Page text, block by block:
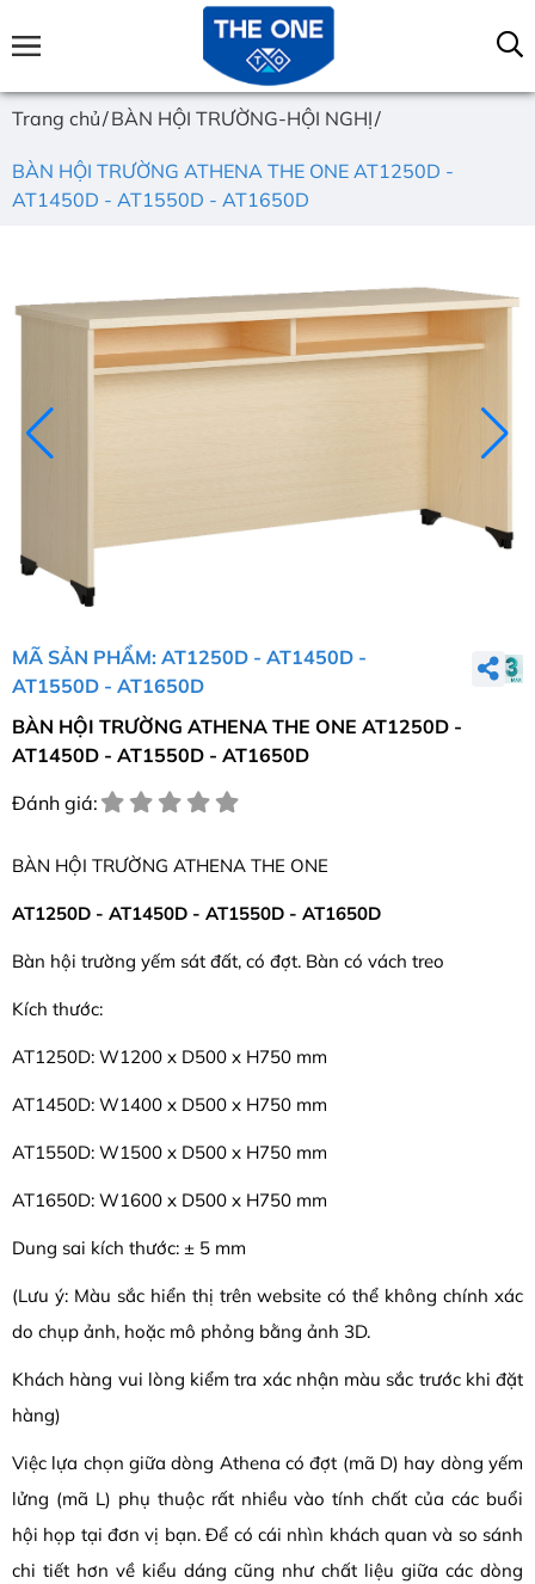
Trang chủ BÀN HỘI TRƯỜNG-HỘI NGHỊ
BÀN HỘI TRƯỜNG ATHENA THE ONE AT1250D -
AT1450D - AT1550D - AT1650D
MÃ SẢN PHẨM: AT1250D - AT1450D -
AT1550D - AT1650D
BÀN HỘI TRƯỜNG ATHENA THE ONE AT1250D -
AT1450D - AT1550D - AT1650D
Đánh giá:
BÀN HỘI TRƯỜNG ATHENA THE ONE
AT1250D - AT1450D - AT1550D - AT1650D
Bàn hội trường yếm sát đất, có đợt. Bàn có vách treo
Kích thước:
AT1250D: W1200 x D500 x H750 mm
AT1450D: W1400 x D500 x H750 mm
AT1550D: W1500 x D500 x H750 mm
AT1650D: W1600 x D500 x H750 mm
Dung sai kích thước: ± 5 mm
(Lưu ý: Màu sắc hiển thị trên website có thể không chính xác
do chụp ảnh, hoặc mô phỏng bằng ảnh 3D.
Khách hàng vui lòng kiểm tra xác nhận màu sắc trước khi đặt
hàng)
Việc lựa chọn giữa dòng Athena có đợt (mã D) hay dòng yếm
lửng (mã L) phụ thuộc rất nhiều vào tính chất của các buổi
hội họp tại đơn vị bạn. Để có cái nhìn khách quan và so sánh
chi tiết hơn về kiểu dáng cũng như chất liệu giữa các dòng